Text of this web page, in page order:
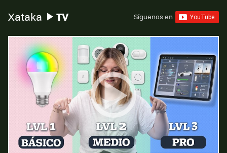
Xataka TV Síguenos en